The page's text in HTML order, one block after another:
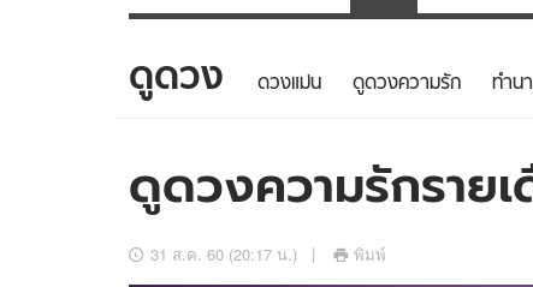
ข่าว
ข่าวบันเทิง
ดูดวง -
สถิติหวยไท
ดูดวง ดวงแม่น ดูดวงความรัก ทําน
ดูดวงความรักราย
31 ส.ค. 60 (20:17 น.) พิมพ์